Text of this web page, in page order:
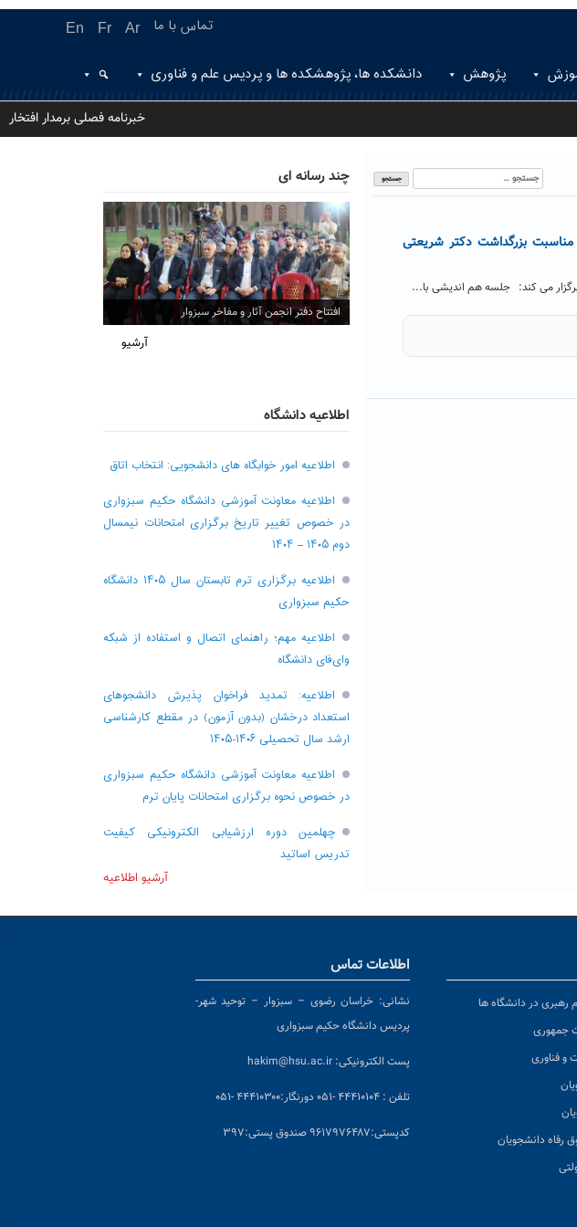
En Fr Ar تماس با ما
پژوهش دانشکده ها، پژوهشکده ها و پردیس علم و فناوری
خبرنامه فصلی برمدار افتخار
جستجو
برای:
بزرگداشت دکتر شریعتی
می کند: جلسه هم اندیشی با...
چند رسانه ای
افتتاح دفتر انجمن آثار و مفاخر سبزوار
آرشیو
اطلاعیه دانشگاه
اطلاعیه امور خوابگاه های دانشجویی: انتخاب اتاق
اطلاعیه معاونت آموزشی دانشگاه حکیم سبزواری
در خصوص تغییر تاریخ برگزاری امتحانات نیمسال
دوم ۱۴۰۵ – ۱۴۰۴
اطلاعیه برگزاری ترم تابستان سال ۱۴۰۵ دانشگاه
حکیم سبزواری
اطلاعیه مهم؛ راهنمای اتصال و استفاده از شبکه
وای‌فای دانشگاه
اطلاعیه: تمدید فراخوان پذیرش دانشجو‌های
استعداد درخشان (بدون آزمون) در مقطع کارشناسی
ارشد سال تحصیلی ۱۴۰۶-۱۴۰۵
اطلاعیه معاونت آموزشی دانشگاه حکیم سبزواری
در خصوص نحوه برگزاری امتحانات پایان ترم
چهلمین دوره ارزشیابی الکترونیکی کیفیت
تدریس اساتید
آرشیو اطلاعیه
رهبری در دانشگاه ها
جمهوری
و فناوری
رفاه دانشجویان
اطلاعات تماس
نشانی: خراسان رضوی – سبزوار – توحید شهر-
پردیس دانشگاه حکیم سبزواری
پست الکترونیکی: hakim@hsu.ac.ir
تلفن : ۴۴۴۱۰۱۰۴ -۰۵۱ دورنگار:۴۴۴۱۰۳۰۰ -۰۵۱
کدپستی:۹۶۱۷۹۷۶۴۸۷ صندوق پستی:۳۹۷